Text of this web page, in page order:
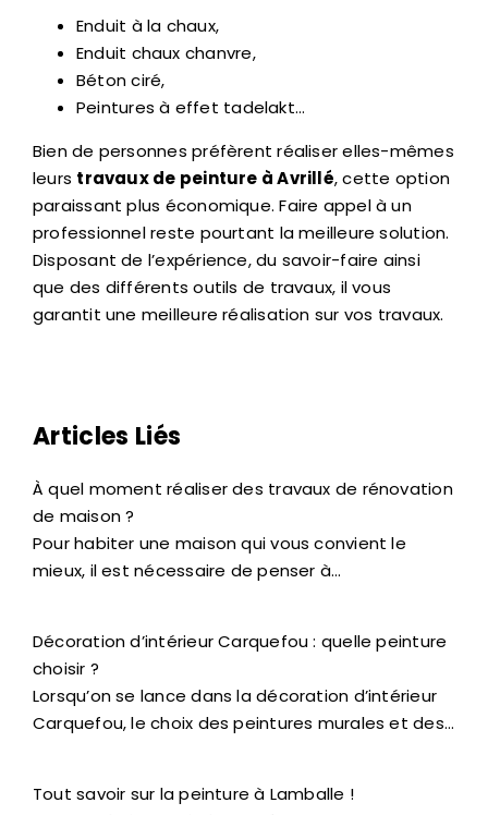
Enduit à la chaux,
Enduit chaux chanvre,
Béton ciré,
Peintures à effet tadelakt…
Bien de personnes préfèrent réaliser elles-mêmes
leurs travaux de peinture à Avrillé, cette option
paraissant plus économique. Faire appel à un
professionnel reste pourtant la meilleure solution.
Disposant de l’expérience, du savoir-faire ainsi
que des différents outils de travaux, il vous
garantit une meilleure réalisation sur vos travaux.
Articles Liés
À quel moment réaliser des travaux de rénovation
de maison ?
Pour habiter une maison qui vous convient le
mieux, il est nécessaire de penser à…
Décoration d’intérieur Carquefou : quelle peinture
choisir ?
Lorsqu’on se lance dans la décoration d’intérieur
Carquefou, le choix des peintures murales et des…
Tout savoir sur la peinture à Lamballe !